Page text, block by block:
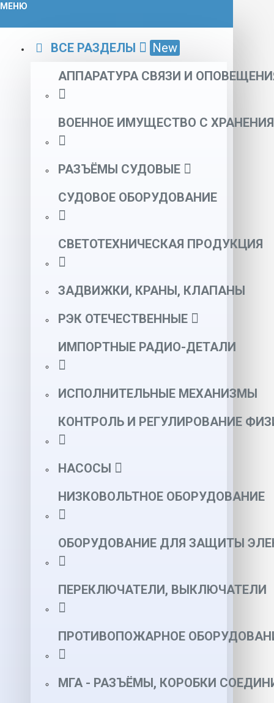
МЕНЮ
ВСЕ РАЗДЕЛЫ
New
АППАРАТУРА СВЯЗИ И
ВОЕННОЕ ИМУЩЕСТВО С ХРАНЕНИЯ
РАЗЪЁМЫ СУДОВЫЕ
СУДОВОЕ ОБОРУДОВАНИЕ
СВЕТОТЕХНИЧЕСКАЯ ПРОДУКЦИЯ
ЗАДВИЖКИ, КРАНЫ, КЛАПАНЫ
РЭК ОТЕЧЕСТВЕННЫЕ
ИМПОРТНЫЕ РАДИО-ДЕТАЛИ
ИСПОЛНИТЕЛЬНЫЕ МЕХАНИЗМЫ
КОНТРОЛЬ И РЕГУЛИРОВАНИЕ
НАСОСЫ
НИЗКОВОЛЬТНОЕ ОБОРУДОВАНИЕ
ОБОРУДОВАНИЕ ДЛЯ ЗАЩИТЫ
ПЕРЕКЛЮЧАТЕЛИ, ВЫКЛЮЧАТЕЛИ
ПРОТИВОПОЖАРНОЕ
МГА - РАЗЪЁМЫ, КОРОБКИ